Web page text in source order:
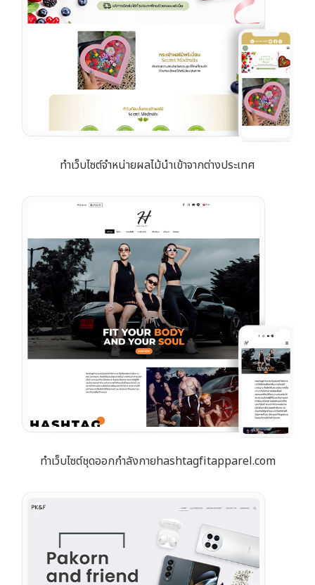
ทำเว็บไซต์จำหน่ายผลไม้นำเข้าจากต่างประเทศ
ทำเว็บไซต์ชุดออกกำลังกายhashtagfitapparel.com